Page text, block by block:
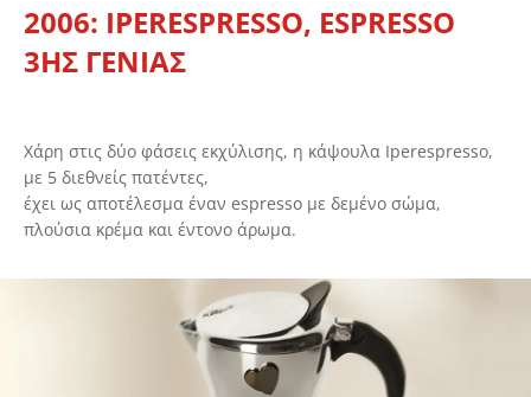
2006: IPERESPRESSO, ESPRESSO
3ΗΣ ΓΕΝΙΑΣ
Χάρη στις δύο φάσεις εκχύλισης, η κάψουλα Iperespresso,
με 5 διεθνείς πατέντες,
έχει ως αποτέλεσμα έναν espresso με δεμένο σώμα,
πλούσια κρέμα και έντονο άρωμα.